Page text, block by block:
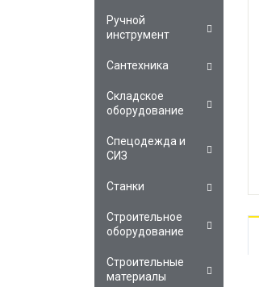
Ручной
инструмент
Сантехника
Складское
оборудование
Спецодежда и
СИЗ
Станки
Строительное
оборудование
Строительные
материалы